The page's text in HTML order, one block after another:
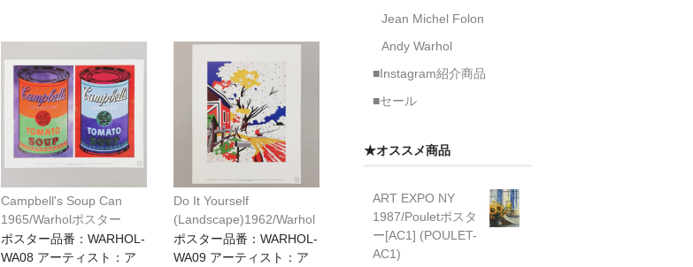
Campbell's Soup Can
1965/Warholポスター
[WA08]
ポスター品番：WARHOL-
WA08 アーティスト：ア
Do It Yourself
(Landscape)1962/Warhol
ポスター[WA09]
ポスター品番：WARHOL-
WA09 アーティスト：ア
Jean Michel Folon
Andy Warhol
■Instagram紹介商品
■セール
★オススメ商品
ART EXPO NY
1987/Pouletポスタ
ー[AC1] (POULET-
AC1)